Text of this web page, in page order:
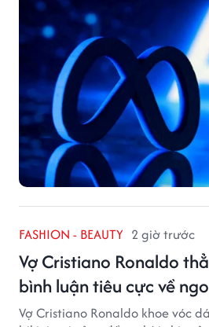
FASHION - BEAUTY 2 giờ trước
Vợ Cristiano Ronaldo
bình luận tiêu cực về
Vợ Cristiano Ronaldo khoe vóc